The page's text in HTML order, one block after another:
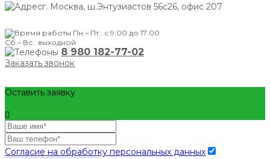
г. Москва, ш.Энтузиастов 56с26, офис 207
Пн.– Пт.: с 9:00 до 17:00
Сб.– Вс.: выходной
8 980 182-77-02
Заказать звонок
Оставить заявку
Согласие на обработку персональных данных